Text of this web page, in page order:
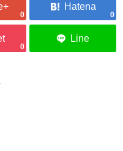
0 0
0